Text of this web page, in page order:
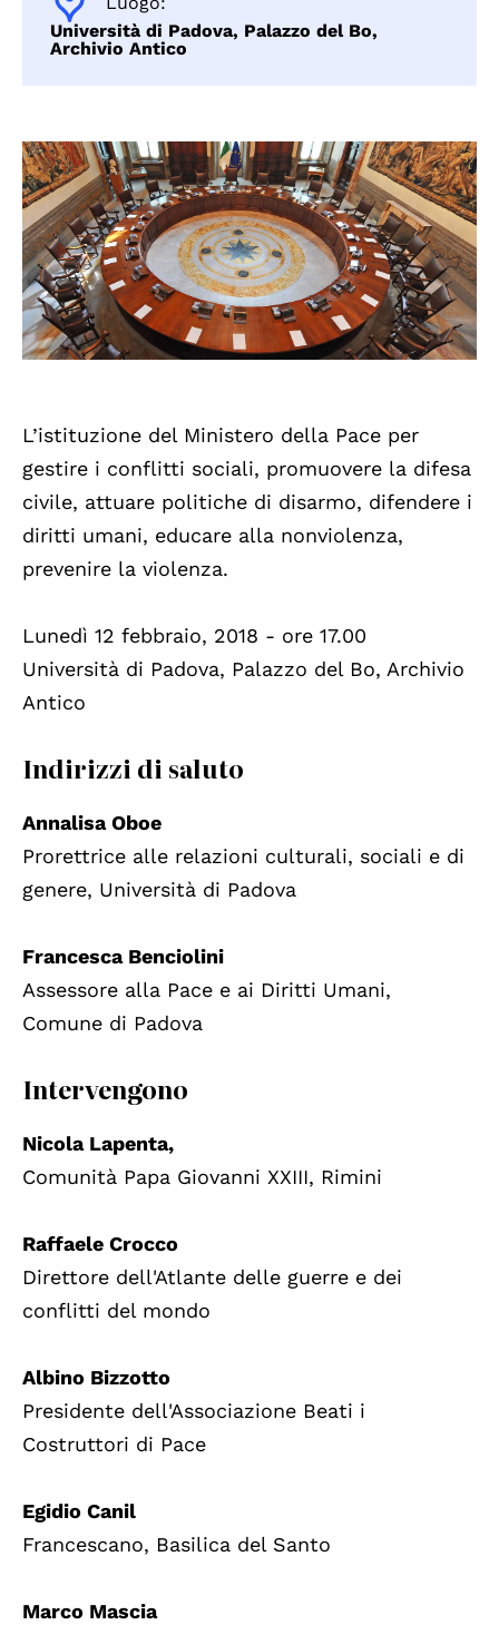
Università di Padova, Palazzo del Bo,
Archivio Antico
L’istituzione del Ministero della Pace per
gestire i conflitti sociali, promuovere la difesa
civile, attuare politiche di disarmo, difendere i
diritti umani, educare alla nonviolenza,
prevenire la violenza.
Lunedì 12 febbraio, 2018 - ore 17.00
Università di Padova, Palazzo del Bo, Archivio
Antico
Indirizzi di saluto
Annalisa Oboe
Prorettrice alle relazioni culturali, sociali e di
genere, Università di Padova
Francesca Benciolini
Assessore alla Pace e ai Diritti Umani,
Comune di Padova
Intervengono
Nicola Lapenta,
Comunità Papa Giovanni XXIII, Rimini
Raffaele Crocco
Direttore dell'Atlante delle guerre e dei
conflitti del mondo
Albino Bizzotto
Presidente dell'Associazione Beati i
Costruttori di Pace
Egidio Canil
Francescano, Basilica del Santo
Marco Mascia